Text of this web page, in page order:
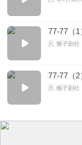
77-77（1
猴子剧社
77-77（2
猴子剧社